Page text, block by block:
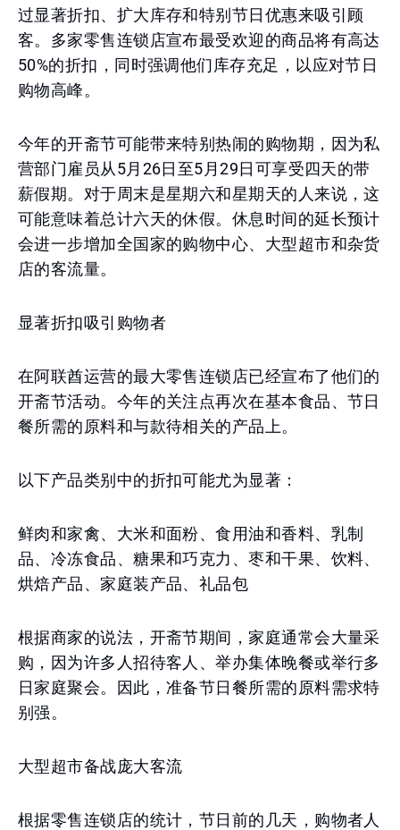
过显著折扣、扩大库存和特别节日优惠来吸引顾
客。多家零售连锁店宣布最受欢迎的商品将有高达
50%的折扣，同时强调他们库存充足，以应对节日
购物高峰。
今年的开斋节可能带来特别热闹的购物期，因为私
营部门雇员从5月26日至5月29日可享受四天的带
薪假期。对于周末是星期六和星期天的人来说，这
可能意味着总计六天的休假。休息时间的延长预计
会进一步增加全国家的购物中心、大型超市和杂货
店的客流量。
显著折扣吸引购物者
在阿联酋运营的最大零售连锁店已经宣布了他们的
开斋节活动。今年的关注点再次在基本食品、节日
餐所需的原料和与款待相关的产品上。
以下产品类别中的折扣可能尤为显著：
鲜肉和家禽、大米和面粉、食用油和香料、乳制
品、冷冻食品、糖果和巧克力、枣和干果、饮料、
烘焙产品、家庭装产品、礼品包
根据商家的说法，开斋节期间，家庭通常会大量采
购，因为许多人招待客人、举办集体晚餐或举行多
日家庭聚会。因此，准备节日餐所需的原料需求特
别强。
大型超市备战庞大客流
根据零售连锁店的统计，节日前的几天，购物者人